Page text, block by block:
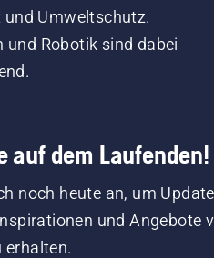
und Umweltschutz.
und Robotik sind dabei
auf dem Laufenden!
noch heute an, um
und Angebote
erhalten.